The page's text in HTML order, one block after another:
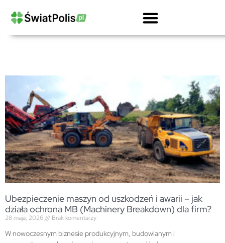
Ubezpieczenie maszyn od uszkodzeń i awarii – jak
działa ochrona MB (Machinery Breakdown) dla firm?
28 maja, 2026 Brak komentarzy
W nowoczesnym biznesie produkcyjnym, budowlanym i